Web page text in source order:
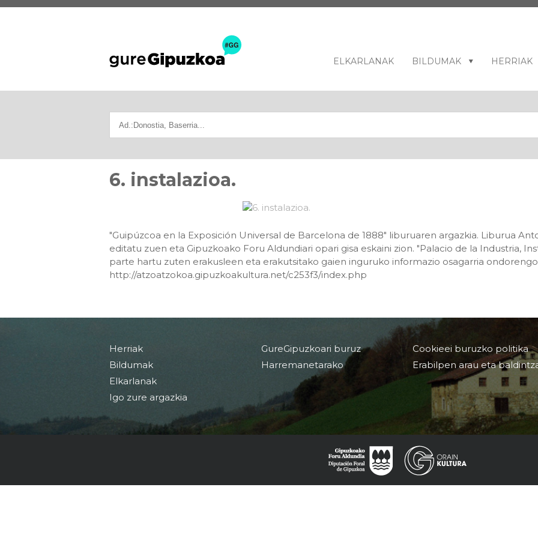
ELKARLANAK BILDUMAK HERRIAK
6. instalazioa.
"Guipúzcoa en la Exposición Universal de Barcelona de 1888" liburuaren argazkia. Liburua
editatu zuen eta Gipuzkoako Foru Aldundiari opari gisa eskaini zion. "Palacio de la Industria,
parte hartu zuten erakusleen eta erakutsitako gaien inguruko informazio osagarria
http://atzoatzokoa.gipuzkoakultura.net/c253f3/index.php
Herriak
Bildumak
Elkarlanak
Igo zure argazkia
GureGipuzkoari buruz
Harremanetarako
Cookieei buruzko politika
Erabilpen arau eta